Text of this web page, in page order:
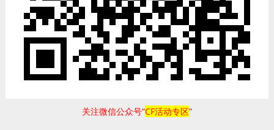
关注微信公众号“CF活动专区”